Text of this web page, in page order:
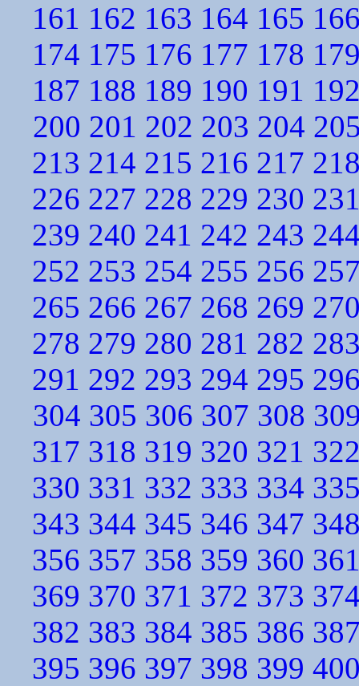
161 162 163 164 165
174 175 176 177 178
187 188 189 190 191
200 201 202 203 204
213 214 215 216 217
226 227 228 229 230
239 240 241 242 243
252 253 254 255 256
265 266 267 268 269
278 279 280 281 282
291 292 293 294 295
304 305 306 307 308
317 318 319 320 321
330 331 332 333 334
343 344 345 346 347
356 357 358 359 360
369 370 371 372 373
382 383 384 385 386
395 396 397 398 399